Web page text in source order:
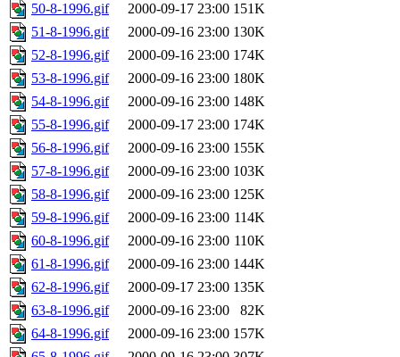
50-8-1996.gif
2000-09-17 23:00 151K
51-8-1996.gif
2000-09-16 23:00 130K
52-8-1996.gif
2000-09-16 23:00 174K
53-8-1996.gif
2000-09-16 23:00 180K
54-8-1996.gif
2000-09-16 23:00 148K
55-8-1996.gif
2000-09-17 23:00 174K
56-8-1996.gif
2000-09-16 23:00 155K
57-8-1996.gif
2000-09-16 23:00 103K
58-8-1996.gif
2000-09-16 23:00 125K
59-8-1996.gif
2000-09-16 23:00 114K
60-8-1996.gif
2000-09-16 23:00 110K
61-8-1996.gif
2000-09-16 23:00 144K
62-8-1996.gif
2000-09-17 23:00 135K
63-8-1996.gif
2000-09-16 23:00
82K
64-8-1996.gif
2000-09-16 23:00 157K